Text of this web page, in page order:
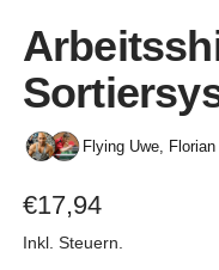
Flying Uwe,
Angebotspreis
€17,94
Inkl. Steuern.